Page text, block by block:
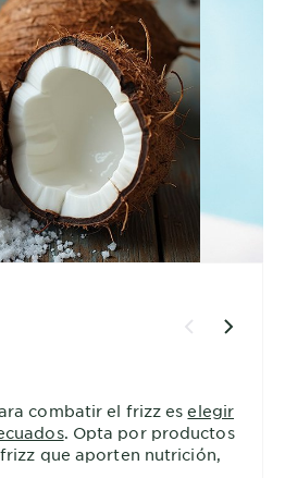
combatir el frizz eselegir
. Opta por productos
que aporten nutrición,